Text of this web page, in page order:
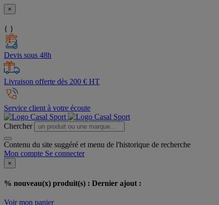
×
{ }
Devis sous 48h
Livraison offerte dès 200 € HT
Service client à votre écoute
Chercher
Contenu du site suggéré et menu de l'historique de recherche
Mon compte Se connecter
×
% nouveau(x) produit(s) : Dernier ajout :
Voir mon panier